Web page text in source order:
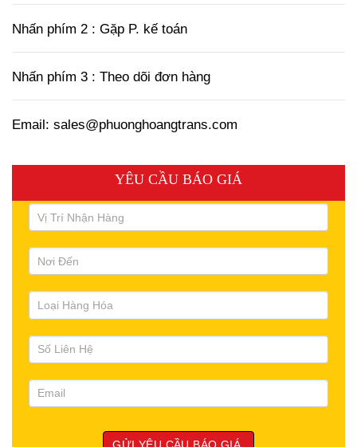
Nhấn phím 2 : Gặp P. kế toán
Nhấn phím 3 : Theo dõi đơn hàng
Email: sales@phuonghoangtrans.com
YÊU CẦU BÁO GIÁ